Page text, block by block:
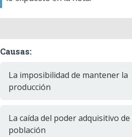
Causas:
La imposibilidad de mantener la
producción
La caída del poder adquisitivo de
población